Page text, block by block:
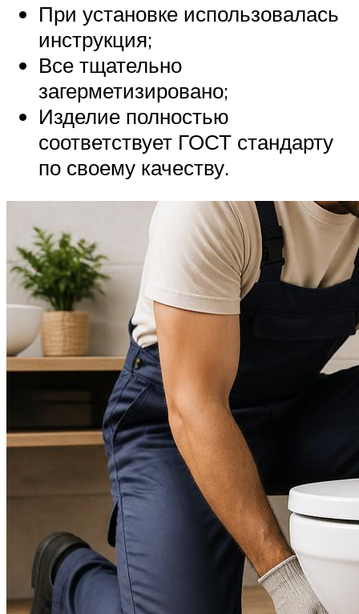
При установке использовалась
инструкция;
Все тщательно
загерметизировано;
Изделие полностью
соответствует ГОСТ стандарту
по своему качеству.